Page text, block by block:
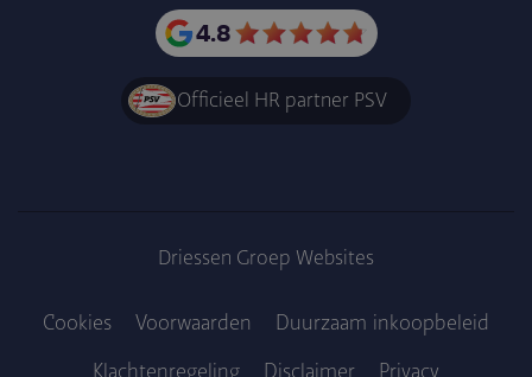
4.8
Officieel HR partner PSV
Driessen Groep Websites
Cookies Voorwaarden
Duurzaam inkoopbe­leid
Klachtenregeling
Disclaimer Privacy